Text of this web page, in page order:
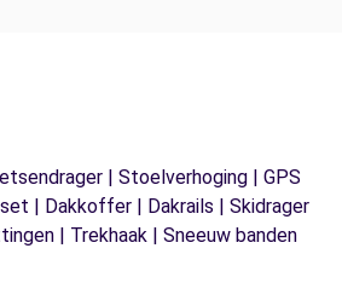
| Stoelverhoging | GPS
| Dakkoffer | Dakrails | Skidrager
| Trekhaak | Sneeuw banden